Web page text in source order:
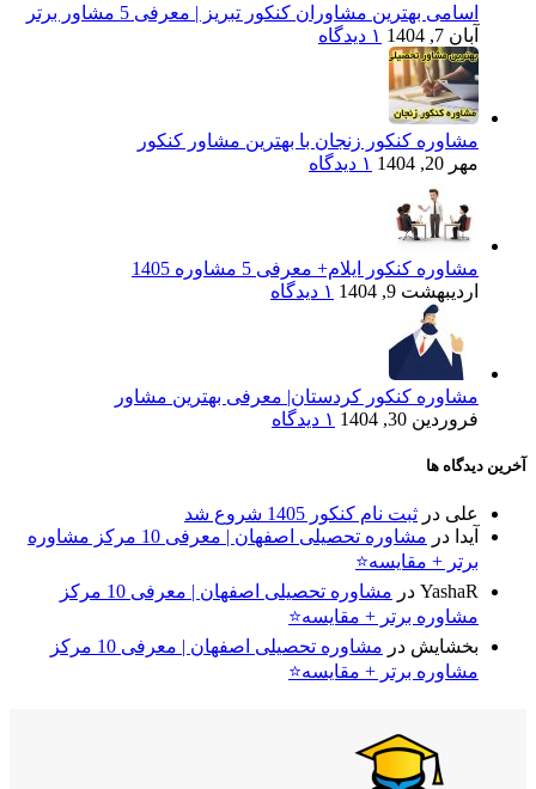
اسامی بهترین مشاوران کنکور تبریز | معرفی 5 مشاور برتر
آبان 7, 1404
۱ دیدگاه
مشاوره کنکور زنجان با بهترین مشاور کنکور
مهر 20, 1404
۱ دیدگاه
مشاوره کنکور ایلام+ معرفی 5 مشاوره 1405
اردیبهشت 9, 1404
۱ دیدگاه
مشاوره کنکور کردستان| معرفی بهترین مشاور
فروردین 30, 1404
۱ دیدگاه
آخرین دیدگاه ها
علی در ثبت نام کنکور 1405 شروع شد
آیدا در
مشاوره تحصیلی اصفهان | معرفی 10 مرکز مشاوره
برتر + مقایسه⭐
YashaR در
مشاوره تحصیلی اصفهان | معرفی 10 مرکز
مشاوره برتر + مقایسه⭐
بخشایش در
مشاوره تحصیلی اصفهان | معرفی 10 مرکز
مشاوره برتر + مقایسه⭐